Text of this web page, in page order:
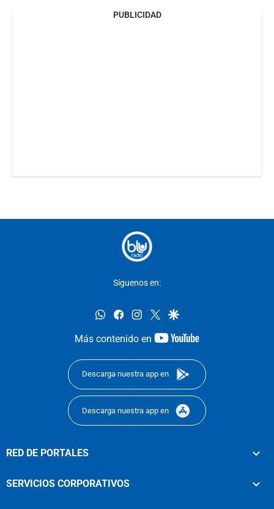
PUBLICIDAD
Síguenos en:
whatsappfacebookinstagram
twittergoogle
Más contenido en
youtube-
Descarga nuestra app en
Descarga nuestra app en
RED DE PORTALES
SERVICIOS CORPORATIVOS